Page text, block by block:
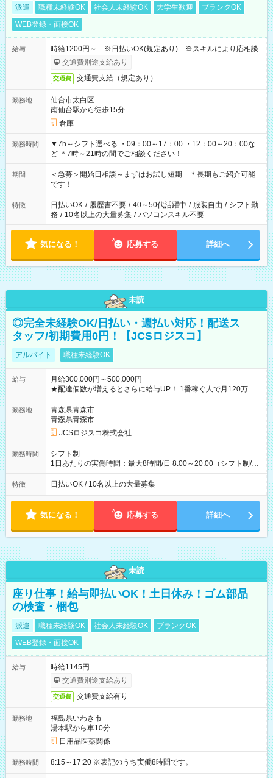
派遣 職種未経験OK 社会人未経験OK 大学生歓迎
ブランクOK
WEB登録・面接OK
給与
時給1200円～ ※日払いOK(規定あり) ※スキルにより応相談
交通費別途支給あり
交通費 交通費支給（規定あり）
勤務地
仙台市太白区
南仙台駅から徒歩15分
倉庫
勤務時間
▼7h～シフト選べる ・09：00～17：00 ・12：00～20：00な
ど ＊7時～21時の間でご相談ください！
期間
＜急募＞開始日相談～まずはお試し短期 ＊長期もご紹介可能
です！
特徴 日払いOK / 履歴書不要 / 40～50代活躍中 / 服装自由 / シフト勤
務 / 10名以上の大量募集 / パソコンスキル不要
気になる！ 応募する 詳細へ
未読
◎完全未経験OK/日払い・週払い対応！配送ス
タッフ/初期費用0円！【JCSロジスコ】
アルバイト 職種未経験OK
給与
月給300,000円～500,000円
★配達個数が増えるとさらに給与UP！ 1番稼ぐ人で月120万ほ
ど！ ・主要都市エリア 月収55万円／週5日稼働 月収65万~112
万円／週6日稼働 ・地方郊外エリア 月収40万円／週5日稼働 月
収40万円~50万円／週6日稼働 ＜モデルイメージ＞ ■月収50万
円 (27歳男性/江東区在住)※元建築関係 1日150個配達×25日勤務
(日休み) ■月収80万円(43歳男性/墨田区在住)※元営業 1日200個
勤務地
青森県青森市
青森県青森市
JCSロジスコ株式会社
勤務時間
シフト制
1日あたりの実働時間：最大8時間/日 8:00～20:00（シフト制/実
働8時間） ※週5日勤務（場所次第では週4も有り） ※配達状況
によって時間外での勤務可能性有り ※案件により多少の前後あ
特徴 日払いOK / 10名以上の大量募集
気になる！ 応募する 詳細へ
未読
座り仕事！給与即払いOK！土日休み！ゴム部品
の検査・梱包
派遣 職種未経験OK 社会人未経験OK
ブランクOK
WEB登録・面接OK
給与
時給1145円
交通費別途支給あり
交通費 交通費支給有り
勤務地
福島県いわき市
湯本駅から車10分
日用品医薬関係
勤務時間 8:15～17:20 ※表記のうち実働8時間です。